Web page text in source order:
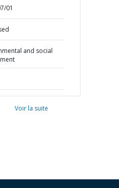
01
and social
Voir la suite